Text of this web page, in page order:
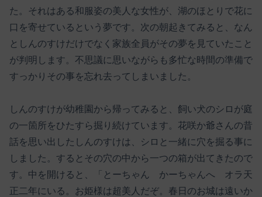
た。それはある和服姿の美人な女性が、湖のほとりで花に
口を寄せているという夢です。次の朝起きてみると、なん
としんのすけだけでなく家族全員がその夢を見ていたこと
が判明します。不思議に思いながらも多忙な時間の準備で
すっかりその事を忘れ去ってしまいました。
しんのすけが幼稚園から帰ってみると、飼い犬のシロが庭
の一箇所をひたすら掘り続けています。花咲か爺さんの昔
話を思い出したしんのすけは、シロと一緒に穴を掘る事に
しました。するとその穴の中から一つの箱が出てきたので
す。中を開けると、「とーちゃん かーちゃんへ オラ天
正二年にいる。お姫様は超美人だぞ。春日のお城は遠いか